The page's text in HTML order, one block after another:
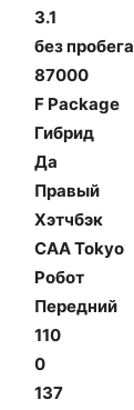
3.1
без пробега
87000
F Package
Гибрид
Да
Правый
Хэтчбэк
CAA Tokyo
Робот
Передний
110
0
137